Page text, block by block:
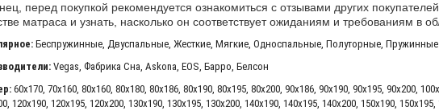
перед покупкой рекомендуется ознакомиться с отзывами других
матраса и узнать, насколько он соответствует ожиданиям и требованиям в
Беспружинные, Двуспальные, Жесткие, Мягкие, Односпальные, Полуторные, Пружинные
Vegas, Фабрика Сна, Askona, EOS, Барро, Белсон
60x170, 70x160, 80x160, 80x180, 80x186, 80x190, 80x195, 80x200, 90x186, 90x190, 90x195, 90x200,
, 120x190, 120x195, 120x200, 130x190, 130x195, 130x200, 140x190, 140x195, 140x200, 150x190, 150x195,